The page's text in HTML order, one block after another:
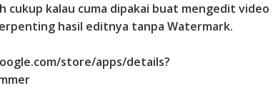
cukup kalau cuma dipakai buat mengedit video
hasil editnya tanpa Watermark.
store/apps/details?